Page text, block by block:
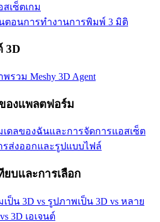
สเซ็ตเกม
ตอนการทำงานการพิมพ์ 3 มิติ
3D
พรวม Meshy 3D Agent
องแพลตฟอร์ม
เดลของฉันและการจัดการแอสเซ็ต
รส่งออกและรูปแบบไฟล์
ยบและการเลือก
ป็น 3D vs รูปภาพเป็น 3D vs หลาย
3D เอเจนต์